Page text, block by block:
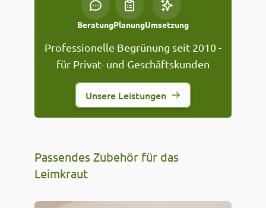
BeratungPlanungUmsetzung
Professionelle Begrünung seit 2010 -
für Privat- und Geschäftskunden
Unsere Leistungen
Passendes Zubehör für das
Leimkraut